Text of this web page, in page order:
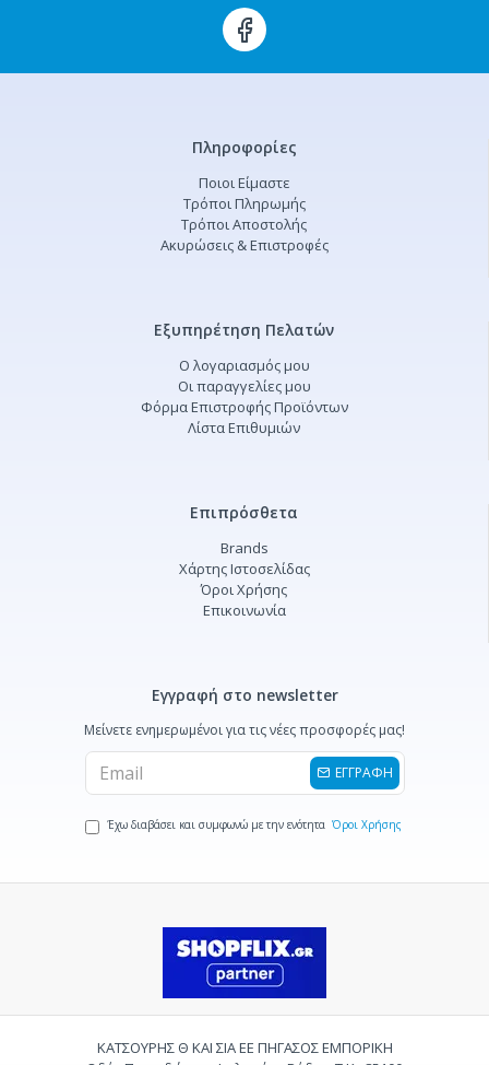
Πληροφορίες
Ποιοι Είμαστε
Τρόποι Πληρωμής
Τρόποι Αποστολής
Ακυρώσεις & Επιστροφές
Εξυπηρέτηση Πελατών
Ο λογαριασμός μου
Οι παραγγελίες μου
Φόρμα Επιστροφής Προϊόντων
Λίστα Επιθυμιών
Επιπρόσθετα
Brands
Χάρτης Ιστοσελίδας
Όροι Χρήσης
Επικοινωνία
Εγγραφή στο newsletter
Μείνετε ενημερωμένοι για τις νέες προσφορές μας!
ΕΓΓΡΑΦΗ
Έχω διαβάσει και συμφωνώ με την ενότητα Όροι Χρήσης
ΚΑΤΣΟΥΡΗΣ Θ ΚΑΙ ΣΙΑ ΕΕ ΠΗΓΑΣΟΣ ΕΜΠΟΡΙΚΗ